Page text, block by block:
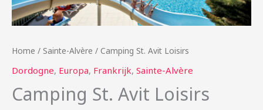
Home / Sainte-Alvère / Camping St. Avit Loisirs
Dordogne, Europa, Frankrijk, Sainte-Alvère
Camping St. Avit Loisirs